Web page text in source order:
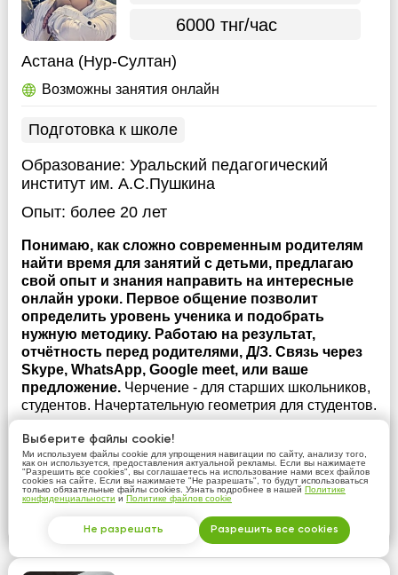
6000 тнг/час
Астана (Нур-Султан)
Возможны занятия онлайн
Подготовка к школе
Образование: Уральский педагогический
институт им. А.С.Пушкина
Опыт: более 20 лет
Понимаю, как сложно современным родителям
найти время для занятий с детьми, предлагаю
свой опыт и знания направить на интересные
онлайн уроки. Первое общение позволит
определить уровень ученика и подобрать
нужную методику. Работаю на результат,
отчётность перед родителями, Д/З. Связь через
Skype, WhatsApp, Google meet, или ваше
предложение. Черчение - для старших школьников,
студентов. Начертательную геометрия для студентов.
Связаться с репетитором
это бесплатно
Подробнее
Выберите файлы cookie!
Ми используем файлы cookie для упрощения навигации по сайту, анализу того,
как он используется, предоставления актуальной рекламы. Если вы нажимаете
"Разрешить все cookies", вы соглашаетесь на использование нами всех файлов
cookies на сайте. Если вы нажимаете "Не разрешать", то будут использоваться
только обязательные файлы cookies. Узнать подробнее в нашей Политике
конфиденциальности и Политике файлов cookie
Разрешить все cookies
Не разрешать